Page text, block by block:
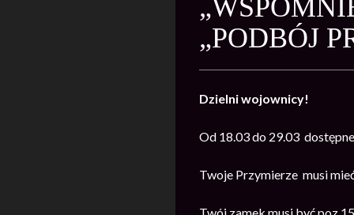
„PODBÓJ
Dzielni wojownicy!
Od 18.03 do 29.03
Twoje Przymierze musi